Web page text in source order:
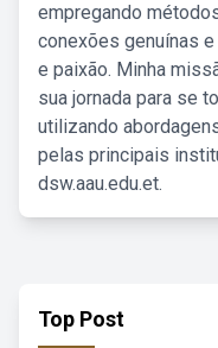
empregando
conexões genuínas
e paixão. Minha
sua jornada para se
utilizando
pelas principais
dsw.aau.edu.et.
Top Post